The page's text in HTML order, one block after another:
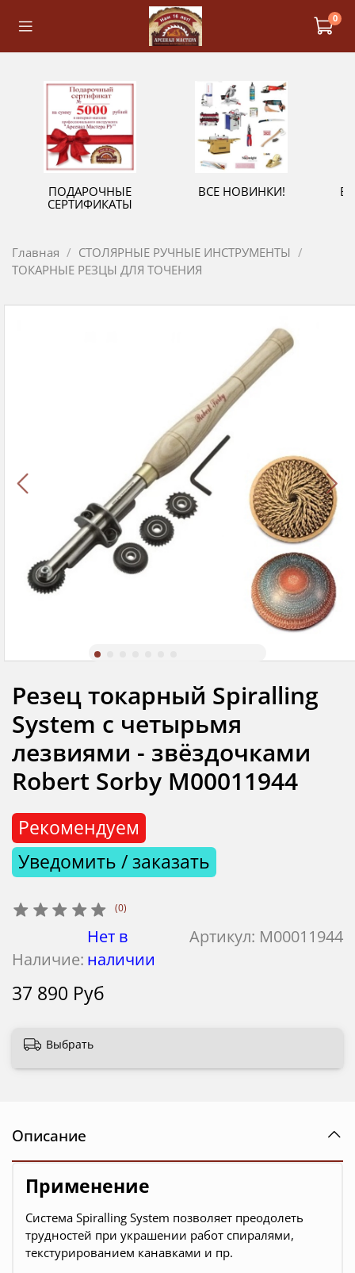
0
ПОДАРОЧНЫЕ
СЕРТИФИКАТЫ
ВСЕ НОВИНКИ!
Главная
СТОЛЯРНЫЕ РУЧНЫЕ ИНСТРУМЕНТЫ
ТОКАРНЫЕ РЕЗЦЫ ДЛЯ ТОЧЕНИЯ
(0)
Артикул: М00011944
Наличие:
Нет в
наличии
Рекомендуем
Уведомить / заказать
Резец токарный Spiralling
System с четырьмя
лезвиями - звёздочками
Robert Sorby М00011944
37 890 Руб
Выбрать
Описание
Применение
Система Spiralling System позволяет преодолеть
трудностей при украшении работ спиралями,
текстурированием канавками и пр.